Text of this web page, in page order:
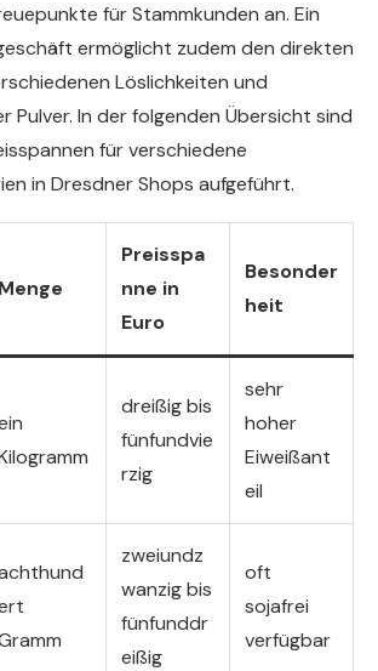
für Stammkunden an. Ein
ermöglicht zudem den direkten
Löslichkeiten und
Pulver. In der folgenden Übersicht sind
für verschiedene
in Dresdner Shops aufgeführt.
Menge
Preisspa
nne in
Euro
Besonder
heit
dreißig bis
fünfundvie
rzig
sehr
hoher
Eiweißant
eil
zweiundz
wanzig bis
fünfunddr
eißig
oft
sojafrei
verfügbar